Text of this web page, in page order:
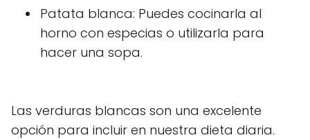
Patata blanca: Puedes cocinarla al
horno con especias o utilizarla para
hacer una sopa.
Las verduras blancas son una excelente
opción para incluir en nuestra dieta diaria.